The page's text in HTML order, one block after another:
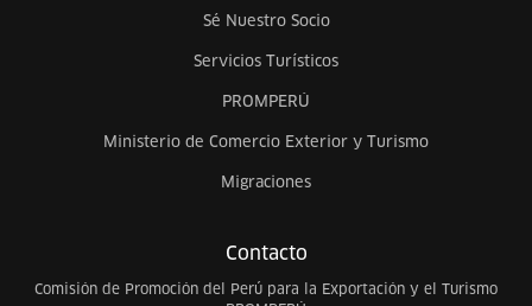
Sé Nuestro Socio
Servicios Turísticos
PROMPERÚ
Ministerio de Comercio Exterior y Turismo
Migraciones
Contacto
Comisión de Promoción del Perú para la Exportación y el Turismo